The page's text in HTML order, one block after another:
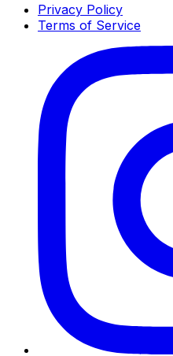
Privacy Policy
Terms of Service